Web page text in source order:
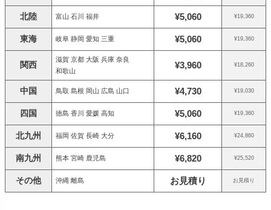
北陸 富山 石川 福井 ¥5,060 ¥19,360
東海 岐阜 静岡 愛知 三重 ¥5,060 ¥19,360
関西
滋賀 京都 大阪 兵庫 奈良
和歌山
¥3,960 ¥18,260
中国 鳥取 島根 岡山 広島 山口 ¥4,730 ¥19,030
四国 徳島 香川 愛媛 高知 ¥5,060 ¥19,360
北九州 福岡 佐賀 長崎 大分 ¥6,160 ¥24,860
南九州 熊本 宮崎 鹿児島 ¥6,820 ¥25,520
その他 沖縄 離島 お見積り お見積り